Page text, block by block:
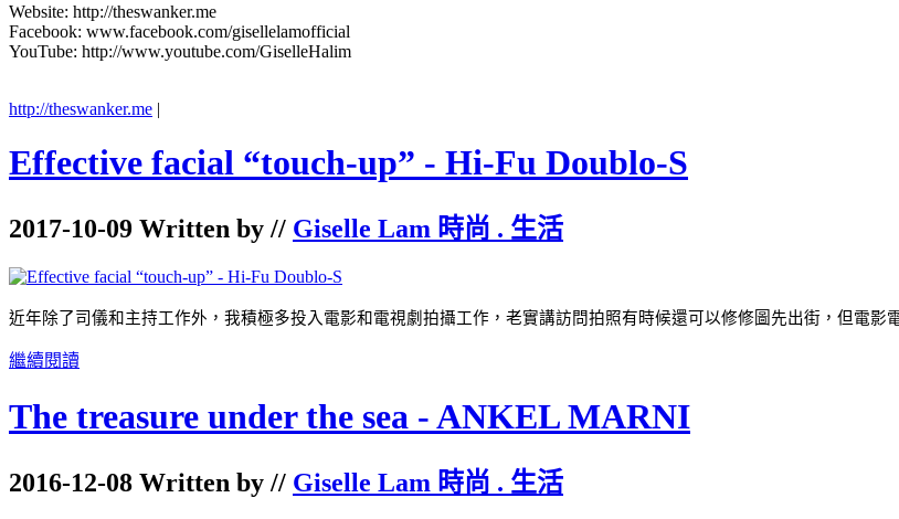
Website: http://theswanker.me
Facebook: www.facebook.com/gisellelamofficial
YouTube: http://www.youtube.com/GiselleHalim
http://theswanker.me |
Effective facial “touch-up” - Hi-Fu Doublo-S
2017-10-09 Written by // Giselle Lam 時尚 . 生活
近年除了司儀和主持工作外，我積極多投入電影和電視劇拍攝工作，老實講訪問拍照有時候還可以修修圖先出街，但電影
繼續閱讀
The treasure under the sea - ANKEL MARNI
2016-12-08 Written by // Giselle Lam 時尚 . 生活